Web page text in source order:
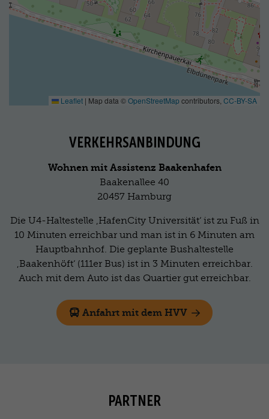
Leaflet | Map data ©OpenStreetMap contributors, CC-BY-SA
VERKEHRSANBINDUNG
Wohnen mit Assistenz Baakenhafen
Baakenallee 40
20457 Hamburg
Die U4-Haltestelle ‚HafenCity Universität‘ ist zu Fuß in
10 Minuten erreichbar und man ist in 6 Minuten am
Hauptbahnhof. Die geplante Bushaltestelle
‚Baakenhöft‘ (111er Bus) ist in 3 Minuten erreichbar.
Auch mit dem Auto ist das Quartier gut erreichbar.
Anfahrt mit dem HVV
PARTNER